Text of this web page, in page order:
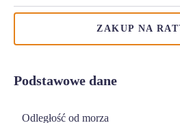
ZAKUP NA
Podstawowe dane
Odległość od morza